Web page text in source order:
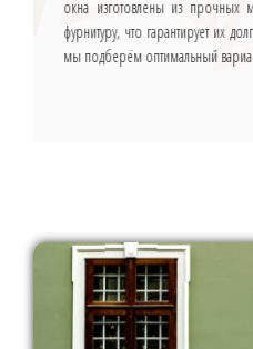
окна изготовлены из прочных
фурнитуру, что гарантирует их
мы подберём оптимальный